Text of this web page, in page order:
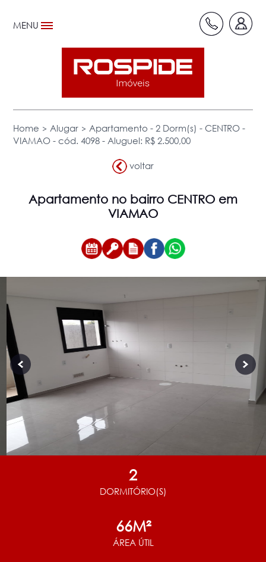
MENU
Home > Alugar > Apartamento - 2 Dorm(s) - CENTRO -
VIAMAO - cód. 4098 - Aluguel: R$ 2.500,00
voltar
Apartamentono bairro CENTRO em
VIAMAO
2
DORMITÓRIO(S)
66M²
ÁREA ÚTIL